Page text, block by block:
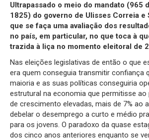
Ultrapassado o meio do mandato (965
1825) do governo de Ulisses Correia e
que se faça uma avaliação dos
no país, em particular, no que toca à
trazida à liça no momento eleitoral de
Nas eleições legislativas de então o que
era quem conseguia transmitir confiança
maioria e as suas políticas conseguiria
estrutural na economia que permitisse ao
de crescimento elevadas, mais de 7% ao
debelar o desemprego a curto e médio
para os jovens. O paradoxo da quase
dos cinco anos anteriores enquanto se